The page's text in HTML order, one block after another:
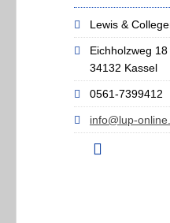
Lewis &
Eichholzweg 18
34132 Kassel
0561-7399412
info@lup-